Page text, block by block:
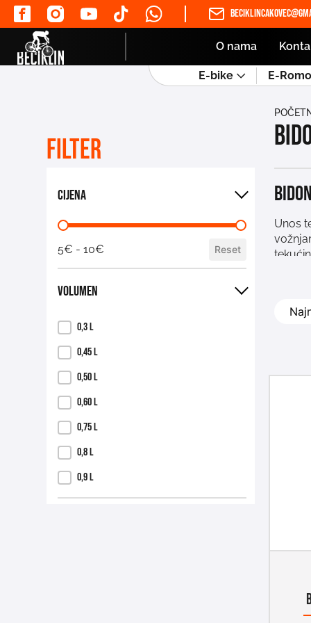
O nama
E-bike E-
Filter
Cijena
5€ - 10€ Reset
Volumen
0,3 L
0,45 L
0,50 L
0,60 L
0,75 L
0,8 L
0,9 L
Unos